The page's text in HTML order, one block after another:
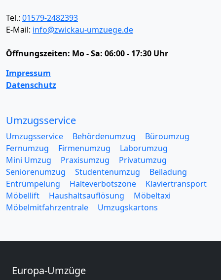
Tel.: 01579-2482393
E-Mail: info@zwickau-umzuege.de
Öffnungszeiten: Mo - Sa: 06:00 - 17:30 Uhr
Impressum
Datenschutz
Umzugsservice
Umzugsservice Behördenumzug
Büroumzug
Fernumzug
Firmenumzug
Laborumzug
Mini Umzug
Praxisumzug
Privatumzug
Seniorenumzug
Studentenumzug
Beiladung
Entrümpelung
Halteverbotszone
Klaviertransport
Möbellift
Haushaltsauflösung
Möbeltaxi
Möbelmitfahrzentrale
Umzugskartons
Europa-Umzüge